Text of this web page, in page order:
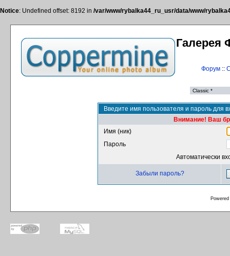
Notice: Undefined offset: 8192 in /var/www/rybalka44_ru_usr/data/www/
Галерея
Форум::
Введите имя пользователя и пароль для
Внимание! Ваш
Имя (ник)
Пароль
Автоматически
Забыли пароль?